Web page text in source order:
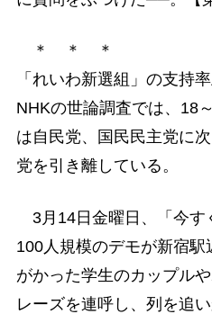
＊ ＊ ＊
「れいわ新選組」の支持
NHKの世論調査では、18
は自民党、国民民主党に
党を引き離している。
3月14日金曜日、「今す
100人規模のデモが新宿駅
がかった学生のカップル
レーズを連呼し、列を追